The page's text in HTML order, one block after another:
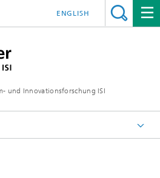
und Innovationsforschung ISI
ENGLISH